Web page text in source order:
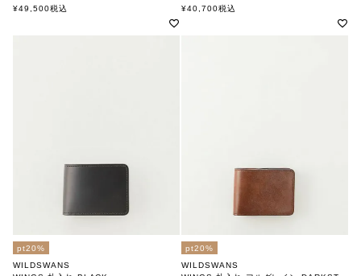
ワイルドスワンズ
¥49,500税込
ワイルドスワンズ
¥40,700税込
pt20%
WILDSWANS
pt20%
WILDSWANS